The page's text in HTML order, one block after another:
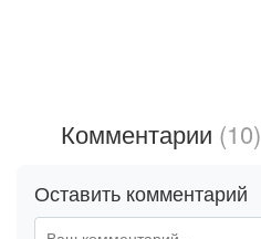
Комментарии (10)
Оставить комментарий